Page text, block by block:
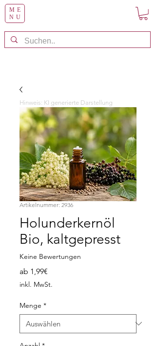
ME
NU
Artikelnummer: 2936
Holunderkernöl
Bio, kaltgepresst
Keine Bewertungen
ab 1,99€
Preis
inkl. MwSt.
Menge *
Hinweis: KI generierte Darstellung